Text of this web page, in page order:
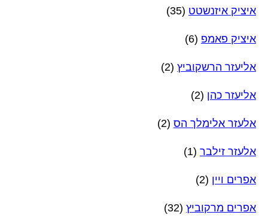
איציק איזנשטט (35)
איציק פאמפ (6)
אליעזר הרשקוביץ (2)
אליעזר כהן (2)
אלעזר אלימלך הס (2)
אלעזר זילבר (1)
אפרים ויין (2)
אפרים מרקוביץ (32)